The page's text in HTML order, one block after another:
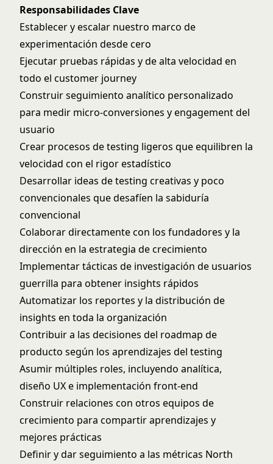
Responsabilidades Clave
Establecer y escalar nuestro marco de
experimentación desde cero
Ejecutar pruebas rápidas y de alta velocidad en
todo el customer journey
Construir seguimiento analítico personalizado
para medir micro-conversiones y engagement del
usuario
Crear procesos de testing ligeros que equilibren la
velocidad con el rigor estadístico
Desarrollar ideas de testing creativas y poco
convencionales que desafíen la sabiduría
convencional
Colaborar directamente con los fundadores y la
dirección en la estrategia de crecimiento
Implementar tácticas de investigación de usuarios
guerrilla para obtener insights rápidos
Automatizar los reportes y la distribución de
insights en toda la organización
Contribuir a las decisiones del roadmap de
producto según los aprendizajes del testing
Asumir múltiples roles, incluyendo analítica,
diseño UX e implementación front-end
Construir relaciones con otros equipos de
crecimiento para compartir aprendizajes y
mejores prácticas
Definir y dar seguimiento a las métricas North